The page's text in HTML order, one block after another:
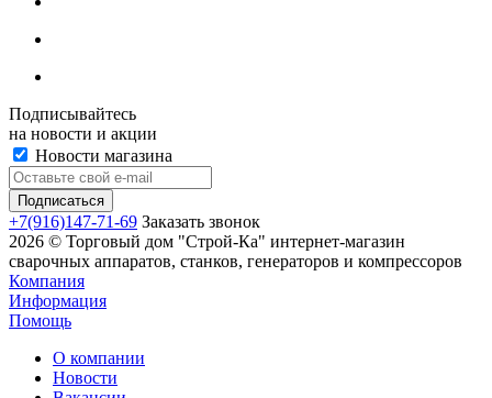
Подписывайтесь
на новости и акции
Новости магазина
+7(916)147-71-69 Заказать звонок
2026 © Торговый дом "Строй-Ка" интернет-магазин
сварочных аппаратов, станков, генераторов и компрессоров
Компания
Информация
Помощь
О компании
Новости